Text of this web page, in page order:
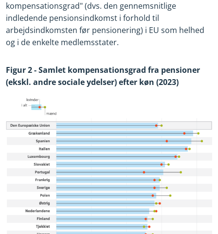
kompensationsgrad" (dvs. den gennemsnitlige
indledende pensionsindkomst i forhold til
arbejdsindkomsten før pensionering) i EU som helhed
og i de enkelte medlemsstater.
Figur 2-Samlet kompensationsgrad fra pensioner
(ekskl. andre sociale ydelser) efter køn (2023)